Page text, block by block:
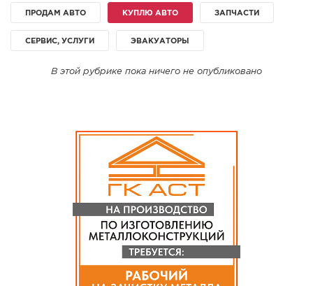
СПРАВКА
КАМЕРЫ
ПРЕДЛОЖИТЬ НОВОСТЬ
ПРОДАМ АВТО КУПЛЮ АВТО ЗАПЧАСТИ
СЕРВИС, УСЛУГИ ЭВАКУАТОРЫ
В этой рубрике пока ничего не опубликовано